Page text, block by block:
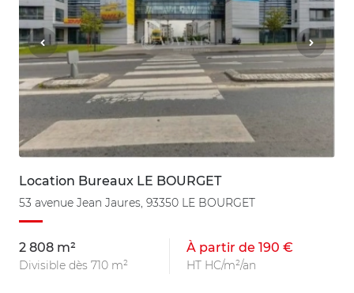
Location Bureaux LE BOURGET
53 avenue Jean Jaures, 93350 LE BOURGET
2 808 m²
Divisible dès 710 m²
À partir de 190 €
HT HC/m²/an